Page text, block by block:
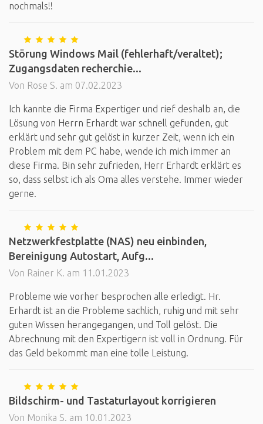
nochmals!!
Störung Windows Mail (fehlerhaft/veraltet);
Zugangsdaten recherchie...
Von Rose S. am 07.02.2023
Ich kannte die Firma Expertiger und rief deshalb an, die
Lösung von Herrn Erhardt war schnell gefunden, gut
erklärt und sehr gut gelöst in kurzer Zeit, wenn ich ein
Problem mit dem PC habe, wende ich mich immer an
diese Firma. Bin sehr zufrieden, Herr Erhardt erklärt es
so, dass selbst ich als Oma alles verstehe. Immer wieder
gerne.
Netzwerkfestplatte (NAS) neu einbinden,
Bereinigung Autostart, Aufg...
Von Rainer K. am 11.01.2023
Probleme wie vorher besprochen alle erledigt. Hr.
Erhardt ist an die Probleme sachlich, ruhig und mit sehr
guten Wissen herangegangen, und Toll gelöst. Die
Abrechnung mit den Expertigern ist voll in Ordnung. Für
das Geld bekommt man eine tolle Leistung.
Bildschirm- und Tastaturlayout korrigieren
Von Monika S. am 10.01.2023